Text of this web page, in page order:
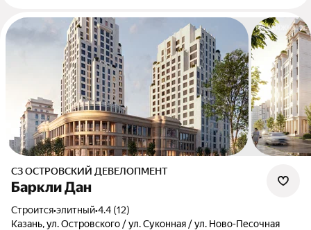
СЗ ОСТРОВСКИЙ ДЕВЕЛОПМЕНТ
Баркли Дан
Строится•элитный•4.4 (12)
Казань, ул. Островского / ул. Суконная / ул. Ново-Песочная